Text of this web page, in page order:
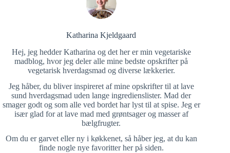
Katharina Kjeldgaard
Hej, jeg hedder Katharina og det her er min vegetariske
madblog, hvor jeg deler alle mine bedste opskrifter på
vegetarisk hverdagsmad og diverse lækkerier.
Jeg håber, du bliver inspireret af mine opskrifter til at lave
sund hverdagsmad uden lange ingredienslister. Mad der
smager godt og som alle ved bordet har lyst til at spise. Jeg er
især glad for at lave mad med grøntsager og masser af
bælgfrugter.
Om du er garvet eller ny i køkkenet, så håber jeg, at du kan
finde nogle nye favoritter her på siden.